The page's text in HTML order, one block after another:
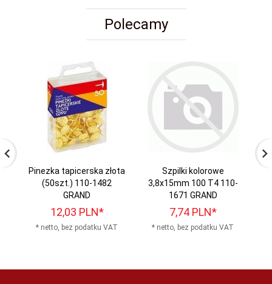
Polecamy
Pinezka tapicerska złota
(50szt.) 110-1482
GRAND
12,03 PLN*
* netto, bez podatku VAT
Szpilki kolorowe
3,8x15mm 100 T4 110-
1671 GRAND
7,74 PLN*
* netto, bez podatku VAT